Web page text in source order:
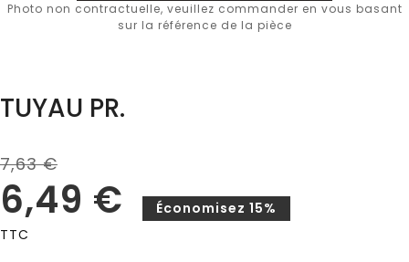
Photo non contractuelle, veuillez commander en vous basant
sur la référence de la pièce
TUYAU PR.
7,63 €
6,49 €
Économisez 15%
TTC